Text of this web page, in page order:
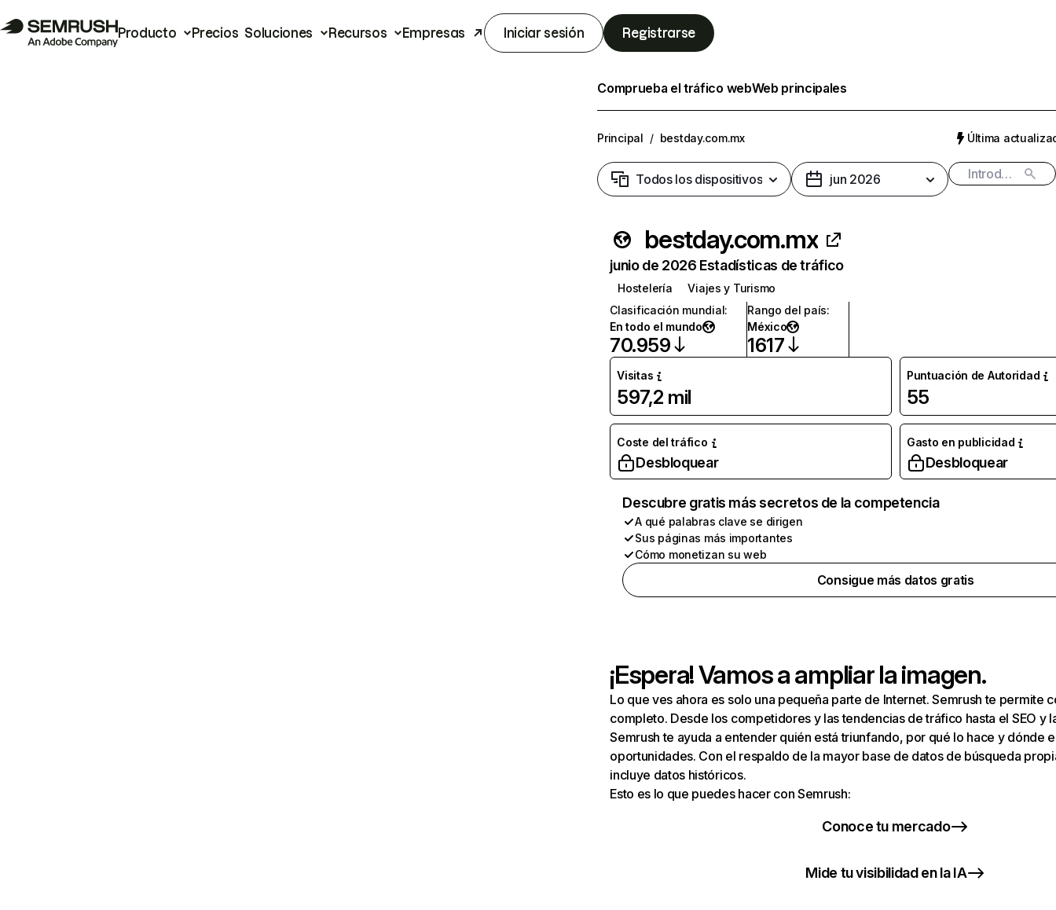
Producto Precios Soluciones Recursos Empresas Iniciar sesión Registrarse
Comprueba el tráfico webWeb principales
Principal / bestday.com.mx Última
Todos los dispositivos jun 2026
bestday.com.mx
junio de 2026 Estadísticas de tráfico
Hostelería
Viajes y Turismo
Clasificación mundial:
En todo el mundo
70.959
Rango del país:
México
1617
Visitas
597,2 mil
Puntuación de Autoridad
55
Coste del tráfico
Desbloquear
Gasto en publicidad
Desbloquear
Descubre gratis más secretos de la competencia
A qué palabras clave se dirigen
Sus páginas más importantes
Cómo monetizan su web
Consigue más datos gratis
¡Espera! Vamos a ampliar la imagen.
Lo que ves ahora es solo una pequeña parte de Internet. Semrush te permite
completo. Desde los competidores y las tendencias de tráfico hasta el SEO y
Semrush te ayuda a entender quién está triunfando, por qué lo hace y dónde
oportunidades. Con el respaldo de la mayor base de datos de búsqueda
incluye datos históricos.
Esto es lo que puedes hacer con Semrush:
Conoce tu mercado
Mide tu visibilidad en la IA